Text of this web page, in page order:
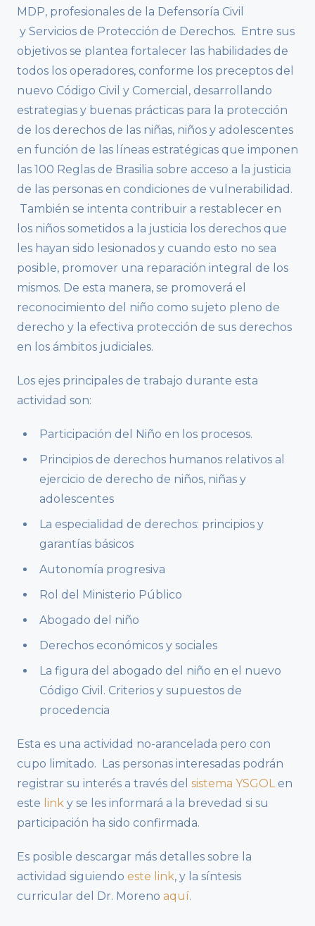
MDP, profesionales de la Defensoría Civil
y Servicios de Protección de Derechos. Entre sus
objetivos se plantea fortalecer las habilidades de
todos los operadores, conforme los preceptos del
nuevo Código Civil y Comercial, desarrollando
estrategias y buenas prácticas para la protección
de los derechos de las niñas, niños y adolescentes
en función de las líneas estratégicas que imponen
las 100 Reglas de Brasilia sobre acceso a la justicia
de las personas en condiciones de vulnerabilidad.
También se intenta contribuir a restablecer en
los niños sometidos a la justicia los derechos que
les hayan sido lesionados y cuando esto no sea
posible, promover una reparación integral de los
mismos. De esta manera, se promoverá el
reconocimiento del niño como sujeto pleno de
derecho y la efectiva protección de sus derechos
en los ámbitos judiciales.
Los ejes principales de trabajo durante esta
actividad son:
Participación del Niño en los procesos.
Principios de derechos humanos relativos al
ejercicio de derecho de niños, niñas y
adolescentes
La especialidad de derechos: principios y
garantías básicos
Autonomía progresiva
Rol del Ministerio Público
Abogado del niño
Derechos económicos y sociales
La figura del abogado del niño en el nuevo
Código Civil. Criterios y supuestos de
procedencia
Esta es una actividad no-arancelada pero con
cupo limitado. Las personas interesadas podrán
registrar su interés a través del sistema YSGOLen
este link y se les informará a la brevedad si su
participación ha sido confirmada.
Es posible descargar más detalles sobre la
actividad siguiendo este link, y la síntesis
curricular del Dr. Moreno aquí.